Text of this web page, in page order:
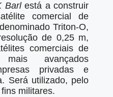
Barlestá a construir
comercial de
Triton-O,
de 0,25 m,
comerciais de
avançados
privadas e
Será utilizado, pelo
militares.